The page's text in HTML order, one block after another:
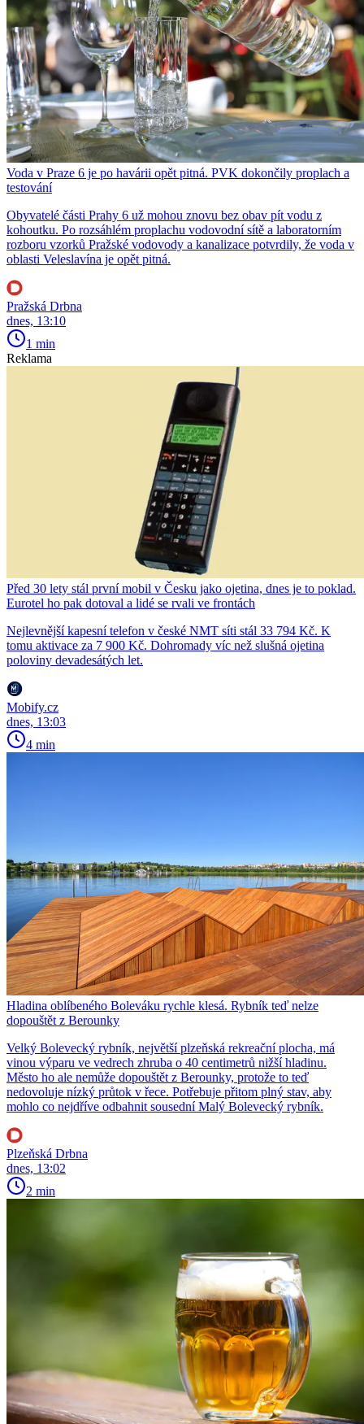
Voda v Praze 6 je po havárii opět pitná. PVK dokončily proplach a
testování
Obyvatelé části Prahy 6 už mohou znovu bez obav pít vodu z
kohoutku. Po rozsáhlém proplachu vodovodní sítě a laboratorním
rozboru vzorků Pražské vodovody a kanalizace potvrdily, že voda v
oblasti Veleslavína je opět pitná.
Pražská Drbna
dnes, 13:10
1 min
Reklama
Před 30 lety stál první mobil v Česku jako ojetina, dnes je to poklad.
Eurotel ho pak dotoval a lidé se rvali ve frontách
Nejlevnější kapesní telefon v české NMT síti stál 33 794 Kč. K
tomu aktivace za 7 900 Kč. Dohromady víc než slušná ojetina
poloviny devadesátých let.
Mobify.cz
dnes, 13:03
4 min
Hladina oblíbeného Boleváku rychle klesá. Rybník teď nelze
dopouštět z Berounky
Velký Bolevecký rybník, největší plzeňská rekreační plocha, má
vinou výparu ve vedrech zhruba o 40 centimetrů nižší hladinu.
Město ho ale nemůže dopouštět z Berounky, protože to teď
nedovoluje nízký průtok v řece. Potřebuje přitom plný stav, aby
mohlo co nejdříve odbahnit sousední Malý Bolevecký rybník.
Plzeňská Drbna
dnes, 13:02
2 min